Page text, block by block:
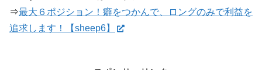
⇒最大６ポジション！癖をつかんで、ロングのみで利益を
追求します！【sheep6】